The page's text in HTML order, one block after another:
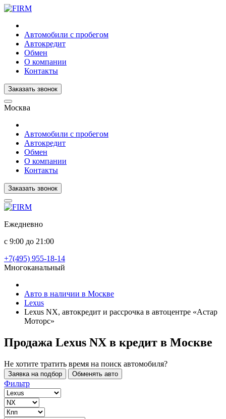
Автомобили с пробегом
Автокредит
Обмен
О компании
Контакты
Заказать звонок
Москва
Автомобили с пробегом
Автокредит
Обмен
О компании
Контакты
Заказать звонок
Ежедневно
с 9:00 до 21:00
+7(495) 955-18-14
Многоканальный
Авто в наличии в Москве
Lexus
Lexus NX, автокредит и рассрочка в автоцентре «Астар
Моторс»
Продажа Lexus NX в кредит в Москве
Не хотите тратить время на поиск автомобиля?
Заявка на подбор Обменять авто
Фильтр